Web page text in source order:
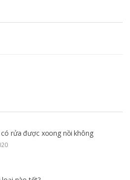
rửa được xoong nồi không